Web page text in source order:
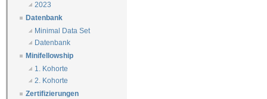
2023
Datenbank
Minimal Data Set
Datenbank
Minifellowship
1. Kohorte
2. Kohorte
Zertifizierungen